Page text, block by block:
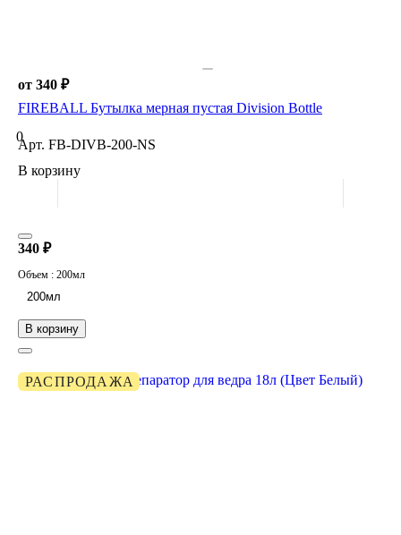
от 340 ₽
FIREBALL Бутылка мерная пустая Division Bottle
0
Арт. FB-DIVB-200-NS
В корзину
В корзину
340 ₽
Объем : 200мл
200мл
РАСПРОДАЖА